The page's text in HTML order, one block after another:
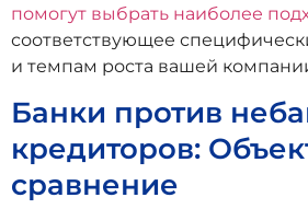
помогут выбрать наиболее
соответствующее
и темпам роста вашей
Банки против
кредиторов:
сравнение